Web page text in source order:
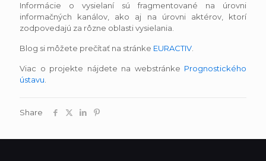
Informácie o vysielaní sú fragmentované na úrovni
informačných kanálov, ako aj na úrovni aktérov, ktorí
zodpovedajú za rôzne oblasti vysielania.
Blog si môžete prečítať na stránke EURACTIV
Viac o projekte nájdete na webstránke Prognostického
ústavu
Share